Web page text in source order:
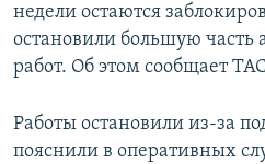
Все сайты РСЕ/РС
недели остаются
остановили большую часть
работ. Об этом сообщает
Работы остановили из-за
пояснили в оперативных